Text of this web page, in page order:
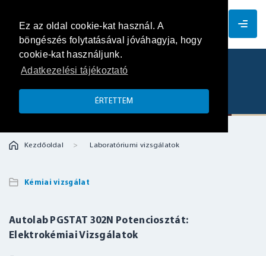
Ez az oldal cookie-kat használ. A
böngészés folytatásával jóváhagyja, hogy
cookie-kat használjunk.
Adatkezelési tájékoztató
ÉRTETTEM
Kezdőoldal Laboratóriumi vizsgálatok
Kémiai vizsgálat
Autolab PGSTAT 302N Potenciosztát:
Elektrokémiai Vizsgálatok